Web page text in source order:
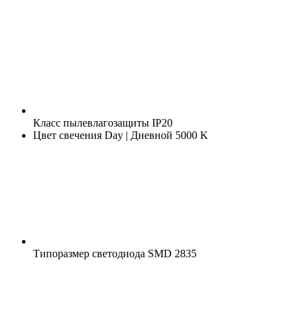
Класс пылевлагозащиты IP20
Цвет свечения Day | Дневной 5000 K
Типоразмер светодиода SMD 2835